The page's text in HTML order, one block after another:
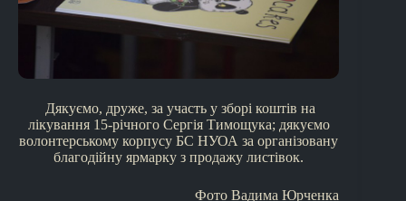
Дякуємо, друже, за участь у зборі коштів на
лікування 15-річного Сергія Тимощука; дякуємо
волонтерському корпусу БС НУОА за організовану
благодійну ярмарку з продажу листівок.
Фото Вадима Юрченка